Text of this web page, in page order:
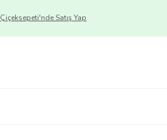
Çiçeksepeti'nde Satış Yap